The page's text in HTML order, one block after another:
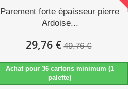
Parement forte épaisseur pierre
Ardoise...
29,76 € 49,76 €
Achat pour 36 cartons minimum (1
palette)